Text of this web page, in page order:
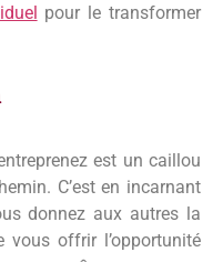
pour le transformer
est un caillou
C’est en incarnant
donnez aux autres la
offrir l’opportunité